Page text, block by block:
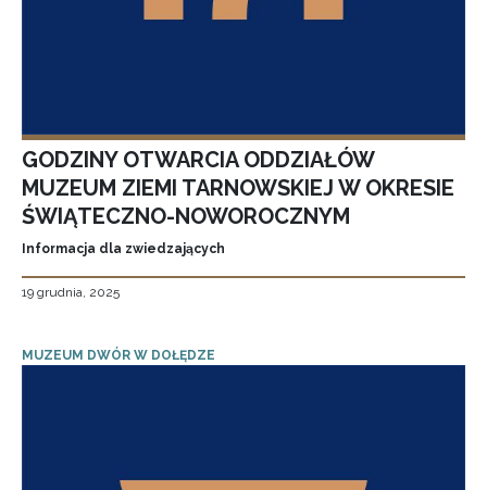
GODZINY OTWARCIA ODDZIAŁÓW
MUZEUM ZIEMI TARNOWSKIEJ W OKRESIE
ŚWIĄTECZNO-NOWOROCZNYM
Informacja dla zwiedzających
19 grudnia, 2025
MUZEUM DWÓR W DOŁĘDZE